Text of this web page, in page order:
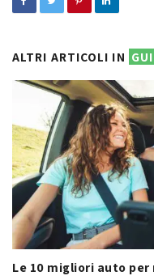
ALTRI ARTICOLI IN
Le 10 migliori auto